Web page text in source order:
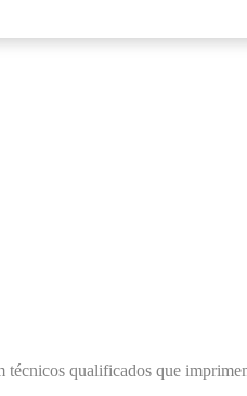
técnicos qualificados que